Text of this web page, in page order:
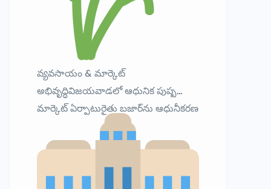
వ్యవసాయం & మార్కెట్
అభివృద్ధివిజయవాడలో ఆధునిక పుష్ప
మార్కెట్ ఏర్పాటురైతు బజార్‌ను ఆధునీకరణ